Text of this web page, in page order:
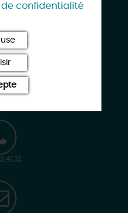
Neuve
41 33
confidentialité